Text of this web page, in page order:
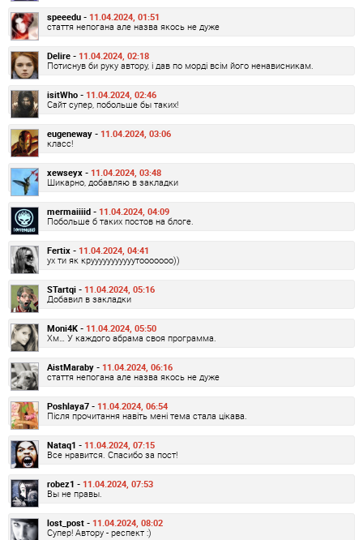
speeedu - 11.04.2024, 01:51
стаття непогана але назва якось не дуже
Delire - 11.04.2024, 02:18
Потиснув би руку автору, і дав по морді всім його ненависникам.
isitWho - 11.04.2024, 02:46
Сайт супер, побольше бы таких!
eugeneway - 11.04.2024, 03:06
класс!
xewseyx - 11.04.2024, 03:48
Шикарно, добавляю в закладки
mermaiiiid - 11.04.2024, 04:09
Побольше б таких постов на блоге.
Fertix - 11.04.2024, 04:41
ух ти як крууууууууууутооооооо))
STartqi - 11.04.2024, 05:16
Добавил в закладки
Moni4K - 11.04.2024, 05:50
Хм… У каждого абрама своя программа.
AistMaraby - 11.04.2024, 06:16
стаття непогана але назва якось не дуже
Poshlaya7 - 11.04.2024, 06:54
Після прочитання навіть мені тема стала цікава.
Nataq1 - 11.04.2024, 07:15
Все нравится. Спасибо за пост!
robez1 - 11.04.2024, 07:53
Вы не правы.
lost_post - 11.04.2024, 08:02
Супер! Автору - респект :)